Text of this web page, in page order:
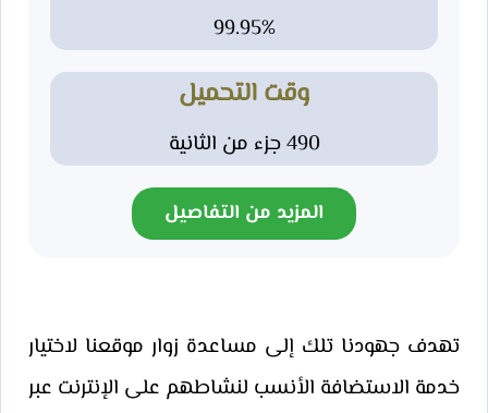
99.95%
وقت التحميل
490 جزء من الثانية
المزيد من التفاصيل
تهدف جهودنا تلك إلى مساعدة زوار موقعنا لاختيار
خدمة الاستضافة الأنسب لنشاطهم على الإنترنت عبر